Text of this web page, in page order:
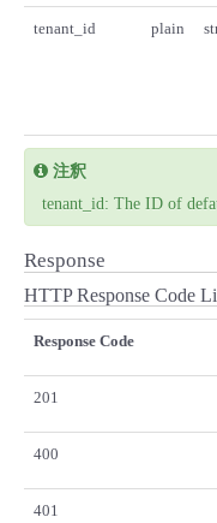
tenant_id plain
注釈
tenant_id: The ID of
Response
HTTP Response Code
Response Code
201
400
401